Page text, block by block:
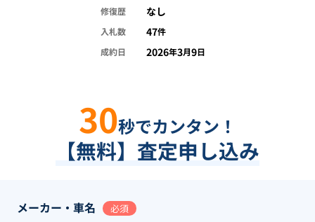
修復歴
なし
入札数 47件
成約日
2026年3月9日
30秒でカンタン！
【無料】査定申し込み
メーカー・車名 必須